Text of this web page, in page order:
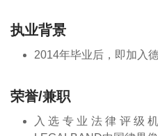
执业背景
2014年毕业后，即加入
荣誉/兼职
入选专业法律评级机